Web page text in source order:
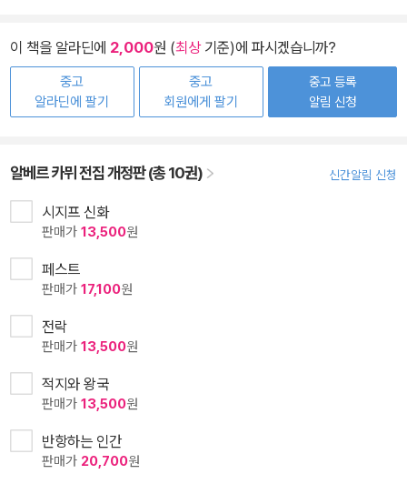
이 책을 알라딘에 2,000원 (최상기준)에 파시겠습니까?
중고
알라딘에 팔기
중고
회원에게 팔기
중고 등록
알림 신청
알베르 카뮈 전집 개정판 (총 10권) 신간알림 신청
시지프 신화
판매가 13,500원
페스트
판매가 17,100원
전락
판매가 13,500원
적지와 왕국
판매가 13,500원
반항하는 인간
판매가 20,700원